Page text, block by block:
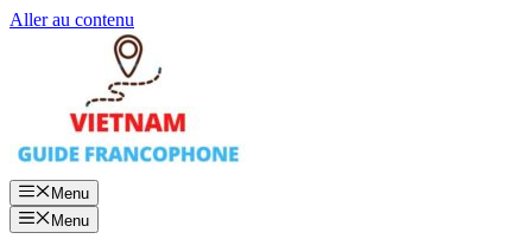
Aller au contenu
Menu
Menu